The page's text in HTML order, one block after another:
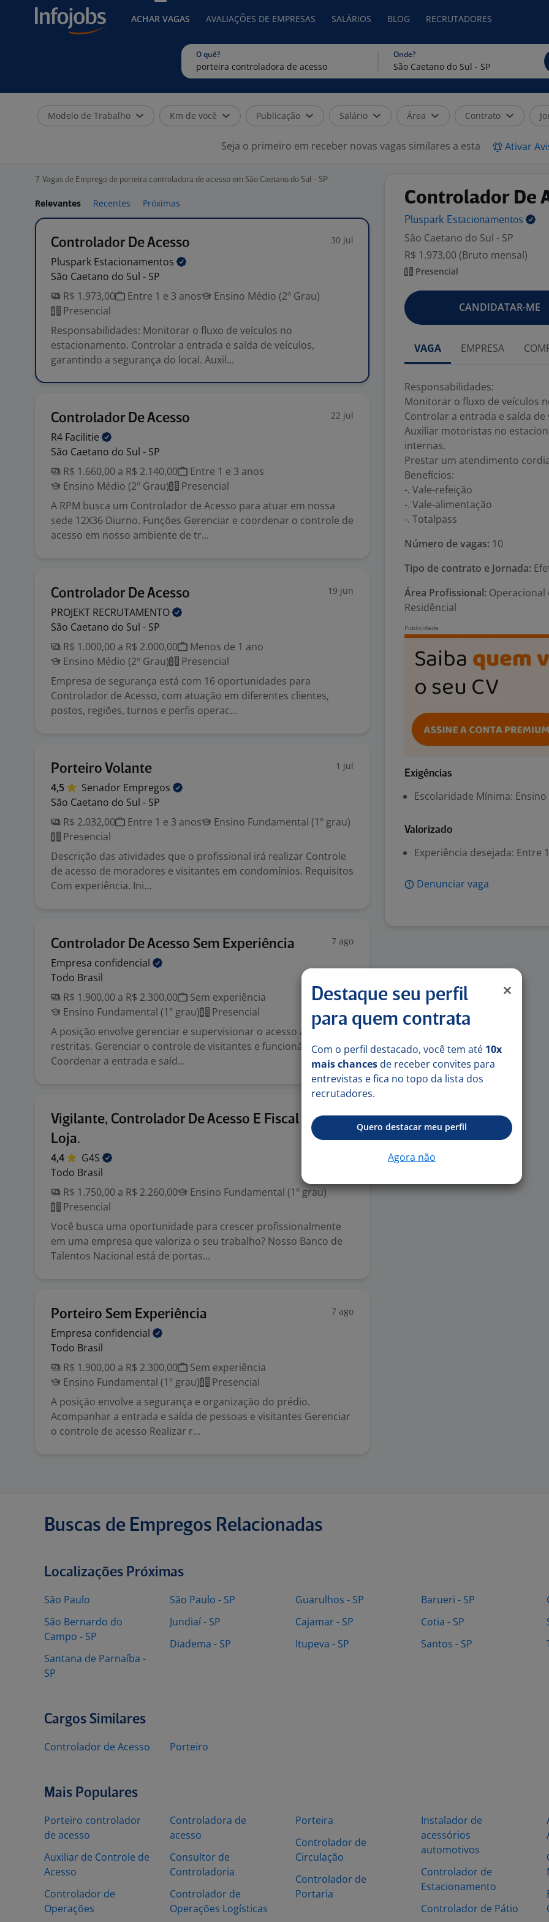
ACHAR VAGAS AVALIAÇÕES DE EMPRESAS SALÁRIOS BLOG RECRUTADORES
O quê? Onde?
Modelo de Trabalho Km de você Publicação Salário Área Contrato
Seja o primeiro em receber novas vagas similares a esta Ativar
7 Vagas de Emprego de porteira controladora de acesso em São Caetano do Sul - SP
Relevantes Recentes Próximas
Controlador De Acesso 30 jul
Pluspark Estacionamentos
São Caetano do Sul - SP
R$ 1.973,00
Entre 1 e 3 anos
Ensino Médio (2º Grau)
Presencial
Responsabilidades: Monitorar o fluxo de veículos no
estacionamento. Controlar a entrada e saída de veículos,
garantindo a segurança do local. Auxil...
Controlador De Acesso 22 jul
R4 Facilitie
São Caetano do Sul - SP
R$ 1.660,00 a R$ 2.140,00
Entre 1 e 3 anos
Ensino Médio (2º Grau)
Presencial
A RPM busca um Controlador de Acesso para atuar em nossa
sede 12X36 Diurno. Funções Gerenciar e coordenar o controle de
acesso em nosso ambiente de tr...
Controlador De Acesso 19 jun
PROJEKT RECRUTAMENTO
São Caetano do Sul - SP
R$ 1.000,00 a R$ 2.000,00
Menos de 1 ano
Ensino Médio (2º Grau)
Presencial
Empresa de segurança está com 16 oportunidades para
Controlador de Acesso, com atuação em diferentes clientes,
postos, regiões, turnos e perfis operac...
Porteiro Volante 1 jul
4,5 Senador Empregos
São Caetano do Sul - SP
R$ 2.032,00
Entre 1 e 3 anos
Ensino Fundamental (1º grau)
Presencial
Descrição das atividades que o profissional irá realizar Controle
de acesso de moradores e visitantes em condomínios. Requisitos
Com experiência. Ini...
Controlador De Acesso Sem Experiência 7 ago
Empresa confidencial
Todo Brasil
R$ 1.900,00 a R$ 2.300,00
Sem experiência
Ensino Fundamental (1º grau)
Presencial
A posição envolve gerenciar e supervisionar o acesso a áreas
restritas. Gerenciar o controle de visitantes e funcionários.
Coordenar a entrada e saíd...
Vigilante, Controlador De Acesso E Fiscal De
Loja.
5 jun
4,4
G4S
Todo Brasil
R$ 1.750,00 a R$ 2.260,00
Ensino Fundamental (1º grau)
Presencial
Você busca uma oportunidade para crescer profissionalmente
em uma empresa que valoriza o seu trabalho? Nosso Banco de
Talentos Nacional está de portas...
Porteiro Sem Experiência 7 ago
Empresa confidencial
Todo Brasil
R$ 1.900,00 a R$ 2.300,00
Sem experiência
Ensino Fundamental (1º grau)
Presencial
A posição envolve a segurança e organização do prédio.
Acompanhar a entrada e saída de pessoas e visitantes Gerenciar
o controle de acesso Realizar r...
Controlador De
Pluspark Estacionamentos
São Caetano do Sul - SP
R$ 1.973,00 (Bruto mensal)
Presencial
CANDIDATAR-ME
VAGA EMPRESA
Responsabilidades:
Monitorar o fluxo de veículos
Controlar a entrada e saída
Auxiliar motoristas no
internas.
Prestar um atendimento
Benefícios:
-. Vale-refeição
-. Vale-alimentação
-. Totalpass
Número de vagas: 10
Tipo de contrato e Jornada:
Área Profissional: Operacional
Residêncial
Exigências
Escolaridade Mínima: Ensino
Valorizado
Experiência desejada: Entre
Denunciar vaga
Buscas de Empregos Relacionadas
Localizações Próximas
São Paulo
São Bernardo do
Campo - SP
Santana de Parnaíba -
SP
São Paulo - SP
Jundiaí - SP
Diadema - SP
Guarulhos - SP
Cajamar - SP
Itupeva - SP
Barueri - SP
Cotia - SP
Santos - SP
Cargos Similares
Controlador de Acesso Porteiro
Mais Populares
Porteiro controlador
de acesso
Auxiliar de Controle de
Acesso
Controlador de
Operações
Controladora de
acesso
Consultor de
Controladoria
Controlador de
Operações Logísticas
Porteira
Controlador de
Circulação
Controlador de
Portaria
Instalador de
acessórios
automotivos
Controlador de
Estacionamento
Controlador de Pátio
Destaque seu perfil
para quem contrata
Com o perfil destacado, você tem até 10x
mais chances de receber convites para
entrevistas e fica no topo da lista dos
recrutadores.
Quero destacar meu perfil
Agora não